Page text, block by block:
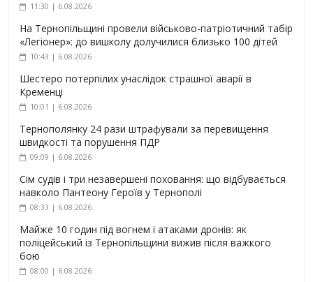
11:30 | 6.08.2026
На Тернопільщині провели військово-патріотичний табір
«Легіонер»: до вишколу долучилися близько 100 дітей
10:43 | 6.08.2026
Шестеро потерпілих унаслідок страшної аварії в
Кременці
10:01 | 6.08.2026
Тернополянку 24 рази штрафували за перевищення
швидкості та порушення ПДР
09:09 | 6.08.2026
Сім судів і три незавершені поховання: що відбувається
навколо Пантеону Героїв у Тернополі
08:33 | 6.08.2026
Майже 10 годин під вогнем і атаками дронів: як
поліцейський із Тернопільщини вижив після важкого
бою
08:00 | 6.08.2026